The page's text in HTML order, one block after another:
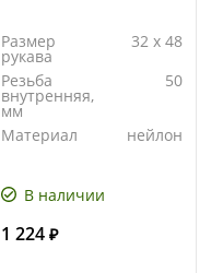
Размер
рукава
32 x 48
Резьба
внутренняя,
мм
50
Материал нейлон
В наличии
1 224 ₽